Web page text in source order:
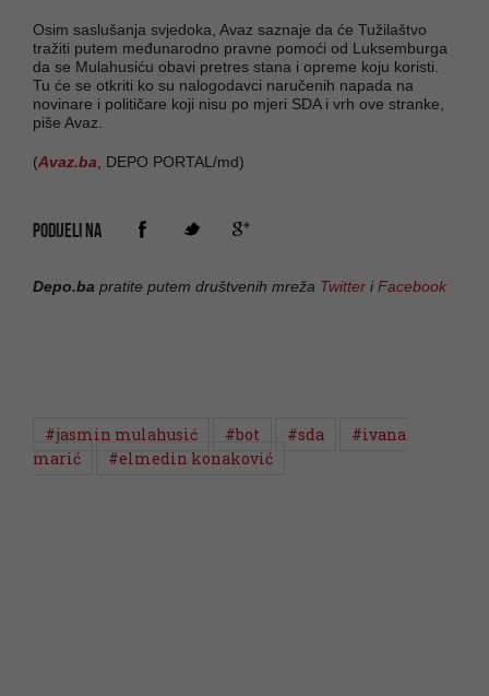
Osim saslušanja svjedoka, Avaz saznaje da će Tužilaštvo
tražiti putem međunarodno pravne pomoći od Luksemburga
da se Mulahusiću obavi pretres stana i opreme koju koristi.
Tu će se otkriti ko su nalogodavci naručenih napada na
novinare i političare koji nisu po mjeri SDA i vrh ove stranke,
piše Avaz.
(Avaz.ba , DEPO PORTAL/md)
PODIJELI NA
Depo.ba pratite putem društvenih mreža Twitter iFacebook
#jasmin mulahusić #bot #sda
#ivana
marić
#elmedin konaković